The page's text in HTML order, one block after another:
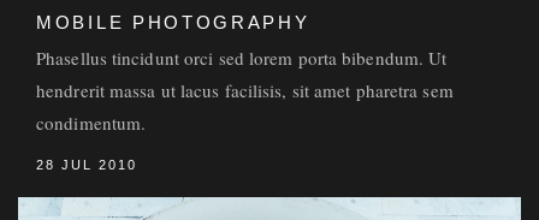
MOBILE PHOTOGRAPHY
Phasellus tincidunt orci sed lorem porta bibendum. Ut
hendrerit massa ut lacus facilisis, sit amet pharetra sem
condimentum.
28 JUL 2010